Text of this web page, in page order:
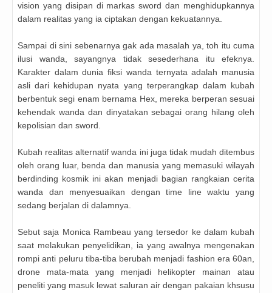
vision yang disipan di markas sword dan menghidupkannya
dalam realitas yang ia ciptakan dengan kekuatannya.
Sampai di sini sebenarnya gak ada masalah ya, toh itu cuma
ilusi wanda, sayangnya tidak sesederhana itu efeknya.
Karakter dalam dunia fiksi wanda ternyata adalah manusia
asli dari kehidupan nyata yang terperangkap dalam kubah
berbentuk segi enam bernama Hex, mereka berperan sesuai
kehendak wanda dan dinyatakan sebagai orang hilang oleh
kepolisian dan sword.
Kubah realitas alternatif wanda ini juga tidak mudah ditembus
oleh orang luar, benda dan manusia yang memasuki wilayah
berdinding kosmik ini akan menjadi bagian rangkaian cerita
wanda dan menyesuaikan dengan time line waktu yang
sedang berjalan di dalamnya.
Sebut saja Monica Rambeau yang tersedor ke dalam kubah
saat melakukan penyelidikan, ia yang awalnya mengenakan
rompi anti peluru tiba-tiba berubah menjadi fashion era 60an,
drone mata-mata yang menjadi helikopter mainan atau
peneliti yang masuk lewat saluran air dengan pakaian khsusu